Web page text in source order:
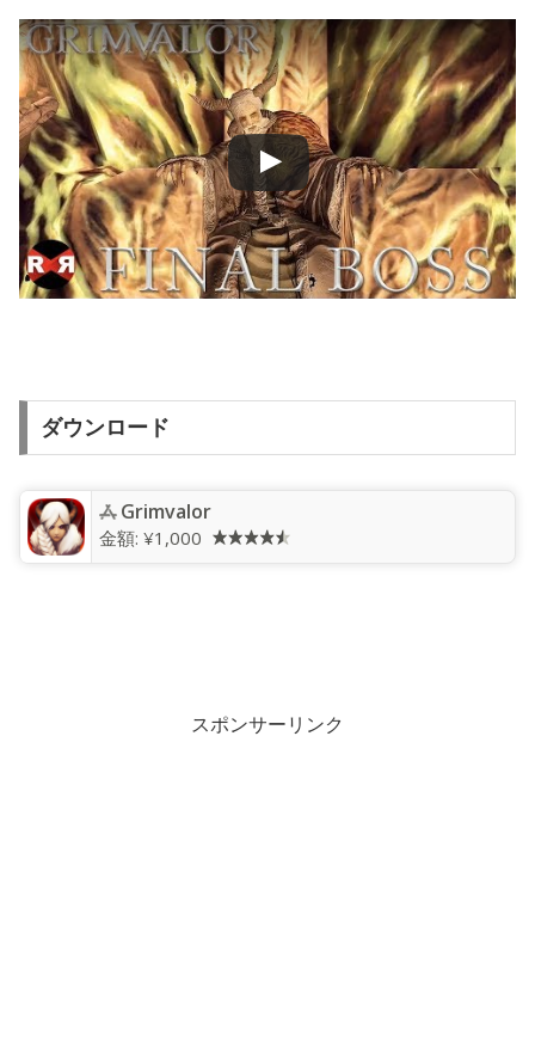
ダウンロード
Grimvalor
金額: ¥1,000
スポンサーリンク